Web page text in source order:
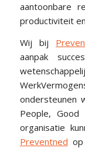
aantoonbare
productiviteit
Wij bij
aanpak
ondersteunen
People,
organisatie
Preventned